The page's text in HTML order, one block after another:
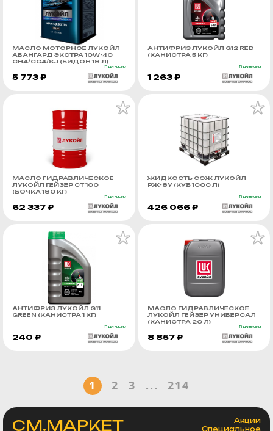
МАСЛО МОТОРНОЕ ЛУКОЙЛ
АВАНГАРД ЭКСТРА 10W-40
CH4/CG4/SJ (БИДОН 18 Л)
В наличии
5 773 ₽
АНТИФРИЗ ЛУКОЙЛ G12 RED
(КАНИСТРА 5 КГ)
В наличии
1 263 ₽
МАСЛО ГИДРАВЛИЧЕСКОЕ
ЛУКОЙЛ ГЕЙЗЕР СТ 100
(БОЧКА 180 КГ)
В наличии
62 337 ₽
ЖИДКОСТЬ СОЖ ЛУКОЙЛ
РЖ-8У (КУБ 1000 Л)
В наличии
426 066 ₽
АНТИФРИЗ ЛУКОЙЛ G11
GREEN (КАНИСТРА 1 КГ)
В наличии
240 ₽
МАСЛО ГИДРАВЛИЧЕСКОЕ
ЛУКОЙЛ ГЕЙЗЕР УНИВЕРСАЛ
(КАНИСТРА 20 Л)
В наличии
8 857 ₽
1 2 3 ... 214
СМ.МАРКЕТ
Акции
Специальное